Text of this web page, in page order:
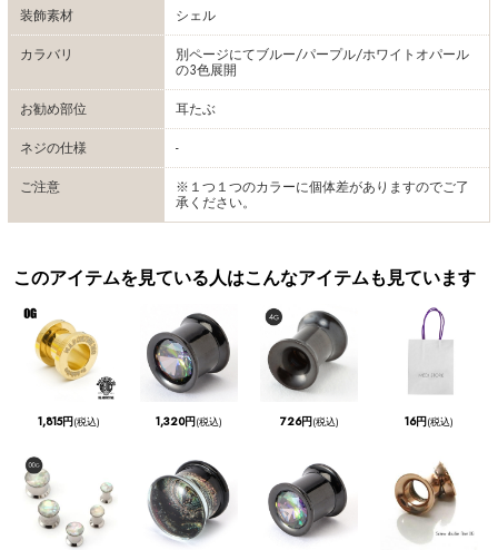
装飾素材
シェル
カラバリ
別ページにてブルー/パープル/ホワイトオパール
の3色展開
お勧め部位
耳たぶ
ネジの仕様
-
ご注意
※１つ１つのカラーに個体差がありますのでご了
承ください。
このアイテムを見ている人はこんなアイテムも見ています
1,815円(税込) 1,320円(税込) 726円(税込) 16円(税込)